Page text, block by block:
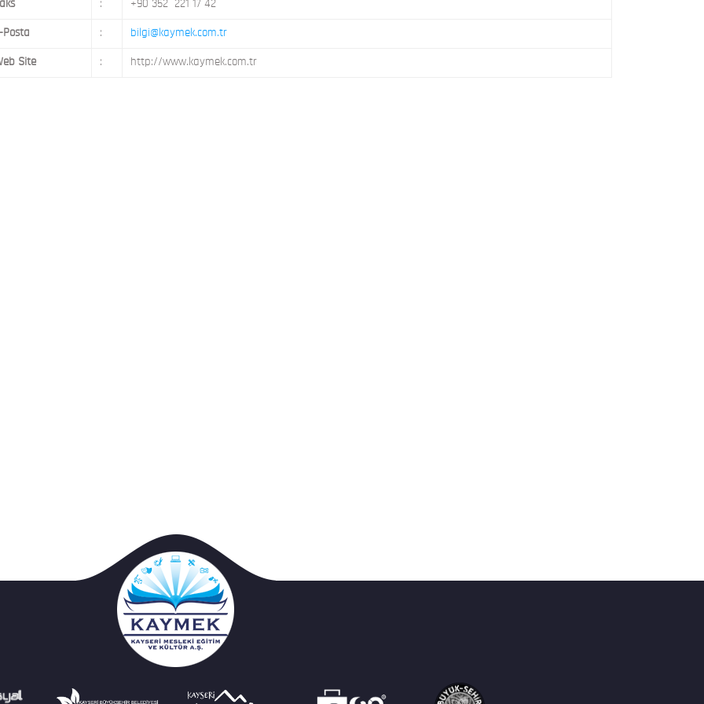
: +90 352 221 17 42
Posta : bilgi@kaymek.com.tr
Site : http://www.kaymek.com.tr